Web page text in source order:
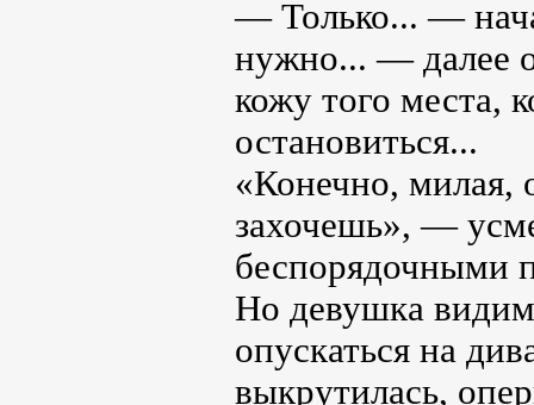
— Только... —
нужно... — далее
кожу того места,
остановиться...
«Конечно, милая,
захочешь», —
беспорядочными
Но девушка
опускаться на
выкрутилась,